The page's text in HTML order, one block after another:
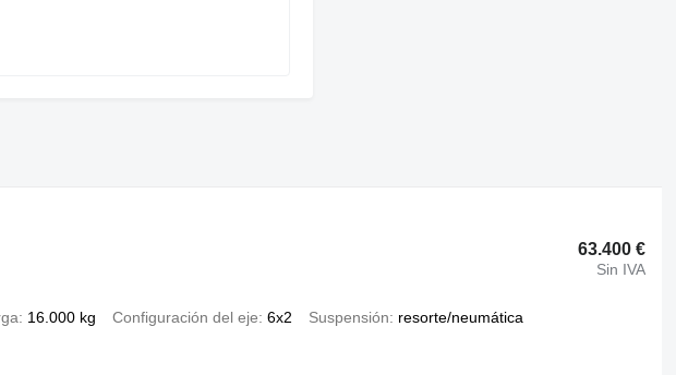
63.400 €
Sin IVA
16.000 kg Configuración del eje 6x2 Suspensión resorte/neumática